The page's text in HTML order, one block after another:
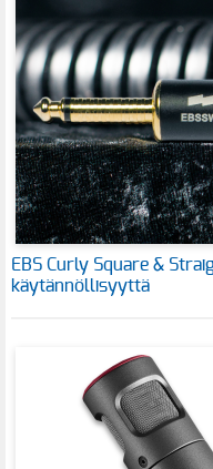
EBS Curly Square &
käytännöllisyyttä